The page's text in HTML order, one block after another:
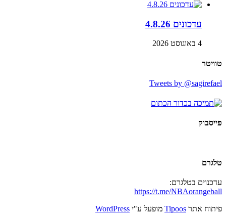
עדכונים 4.8.26
4 באוגוסט 2026
טוויטר
Tweets by @sagirefael
פייסבוק
טלגרם
עדכנוים בטלגרם:
https://t.me/NBAorangeball
פיתוח אתר Tipoos מופעל ע"י WordPress